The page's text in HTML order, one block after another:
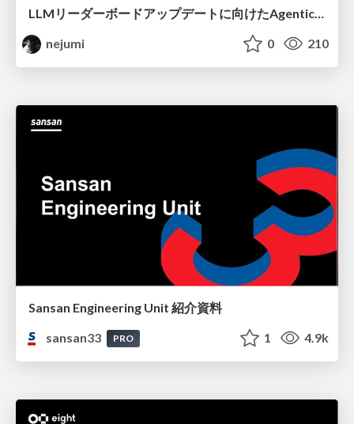
nejumi
0 210
Sansan Engineering Unit 紹介資料
sansan33
PRO 1 4.9k